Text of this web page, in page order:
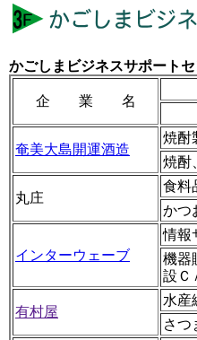
かごしまビジネスサポート
企 業 名
奄美大島開運酒造
焼酎
焼酎
丸庄
食料
かつ
インターウェーブ
情報
機器
設Ｃ
有村屋
水産
さつ